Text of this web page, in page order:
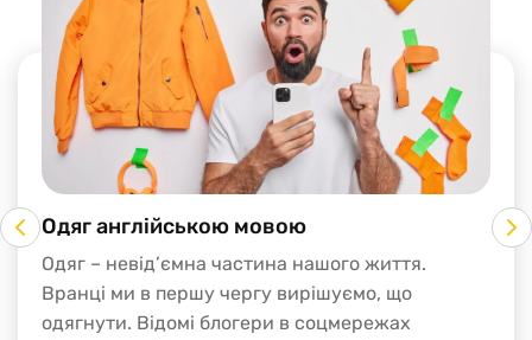
Одяг англійською мовою
Одяг – невід’ємна частина нашого життя.
Вранці ми в першу чергу вирішуємо, що
одягнути. Відомі блогери в соцмережах